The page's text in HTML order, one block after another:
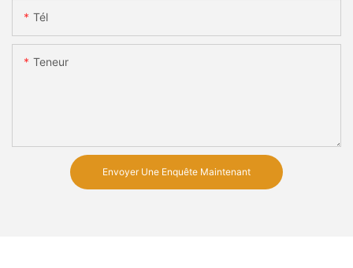
Tél
Teneur
Envoyer Une Enquête Maintenant